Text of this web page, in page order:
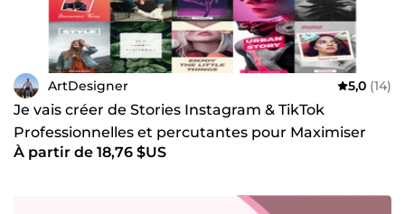
ArtDesigner 5,0 (14)
Je vais créer de Stories Instagram & TikTok
Professionnelles et percutantes pour Maximiser
Votre Engagement
À partir de 18,76 $US